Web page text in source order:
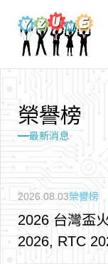
最新消息
榮譽榜
2026.08.03榮譽榜
2026 台灣盃
2026, RTC